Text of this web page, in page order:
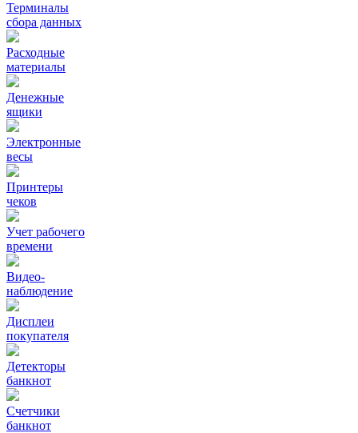
Терминалы
сбора данных
Расходные
материалы
Денежные
ящики
Электронные
весы
Принтеры
чеков
Учет рабочего
времени
Видео‑
наблюдение
Дисплеи
покупателя
Детекторы
банкнот
Счетчики
банкнот